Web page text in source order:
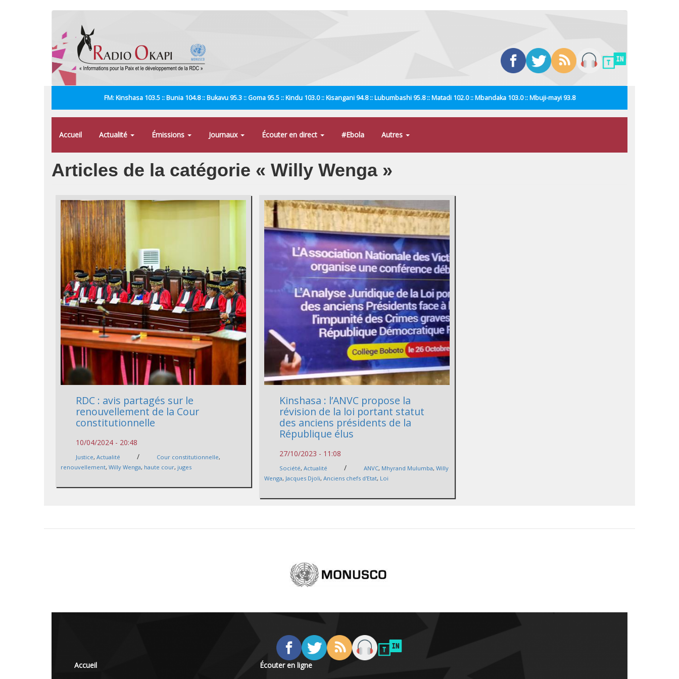
FM: Kinshasa 103.5 :: Bunia 104.8 :: Bukavu 95.3 :: Goma 95.5 :: Kindu 103.0 :: Kisangani 94.8 :: Lubumbashi 95.8 :: Matadi 102.0 :: Mbandaka 103.0 :: Mbuji-mayi 93.8
Accueil Actualité Émissions Journaux Écouter en direct #Ebola Autres
Articles de la catégorie « Willy Wenga »
RDC : avis partagés sur le
renouvellement de la Cour
constitutionnelle
10/04/2024 - 20:48
Justice,Actualité / Cour constitutionnelle,
renouvellement,Willy Wenga, haute cour, juges
Kinshasa : l’ANVC propose la
révision de la loi portant statut
des anciens présidents de la
République élus
27/10/2023 - 11:08
Société,Actualité / ANVC, Mhyrand Mulumba,Willy
Wenga, Jacques Djoli,Anciens chefs d'Etat, Loi
Accueil Écouter en ligne